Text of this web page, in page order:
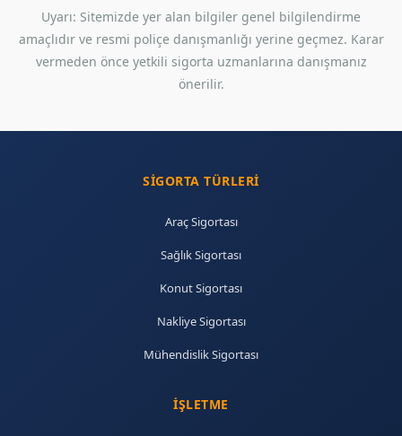
Uyarı: Sitemizde yer alan bilgiler genel bilgilendirme
amaçlıdır ve resmi poliçe danışmanlığı yerine geçmez. Karar
vermeden önce yetkili sigorta uzmanlarına danışmanız
önerilir.
SIGORTA TÜRLERI
Araç Sigortası
Sağlık Sigortası
Konut Sigortası
Nakliye Sigortası
Mühendislik Sigortası
İŞLETME